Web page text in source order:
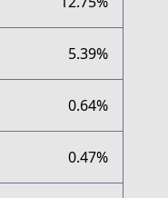
5.39%
0.64%
0.47%